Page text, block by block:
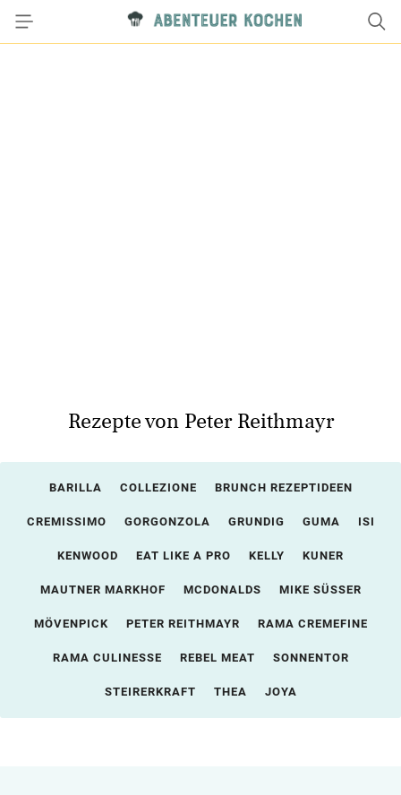
Rezepte von Peter Reithmayr
BARILLA COLLEZIONE BRUNCH REZEPTIDEEN
CREMISSIMO GORGONZOLA GRUNDIG GUMA ISI
KENWOOD EAT LIKE A PRO KELLY KUNER
MAUTNER MARKHOF MCDONALDS MIKE SÜSSER
MÖVENPICK PETER REITHMAYR RAMA CREMEFINE
RAMA CULINESSE REBEL MEAT SONNENTOR
STEIRERKRAFT THEA JOYA